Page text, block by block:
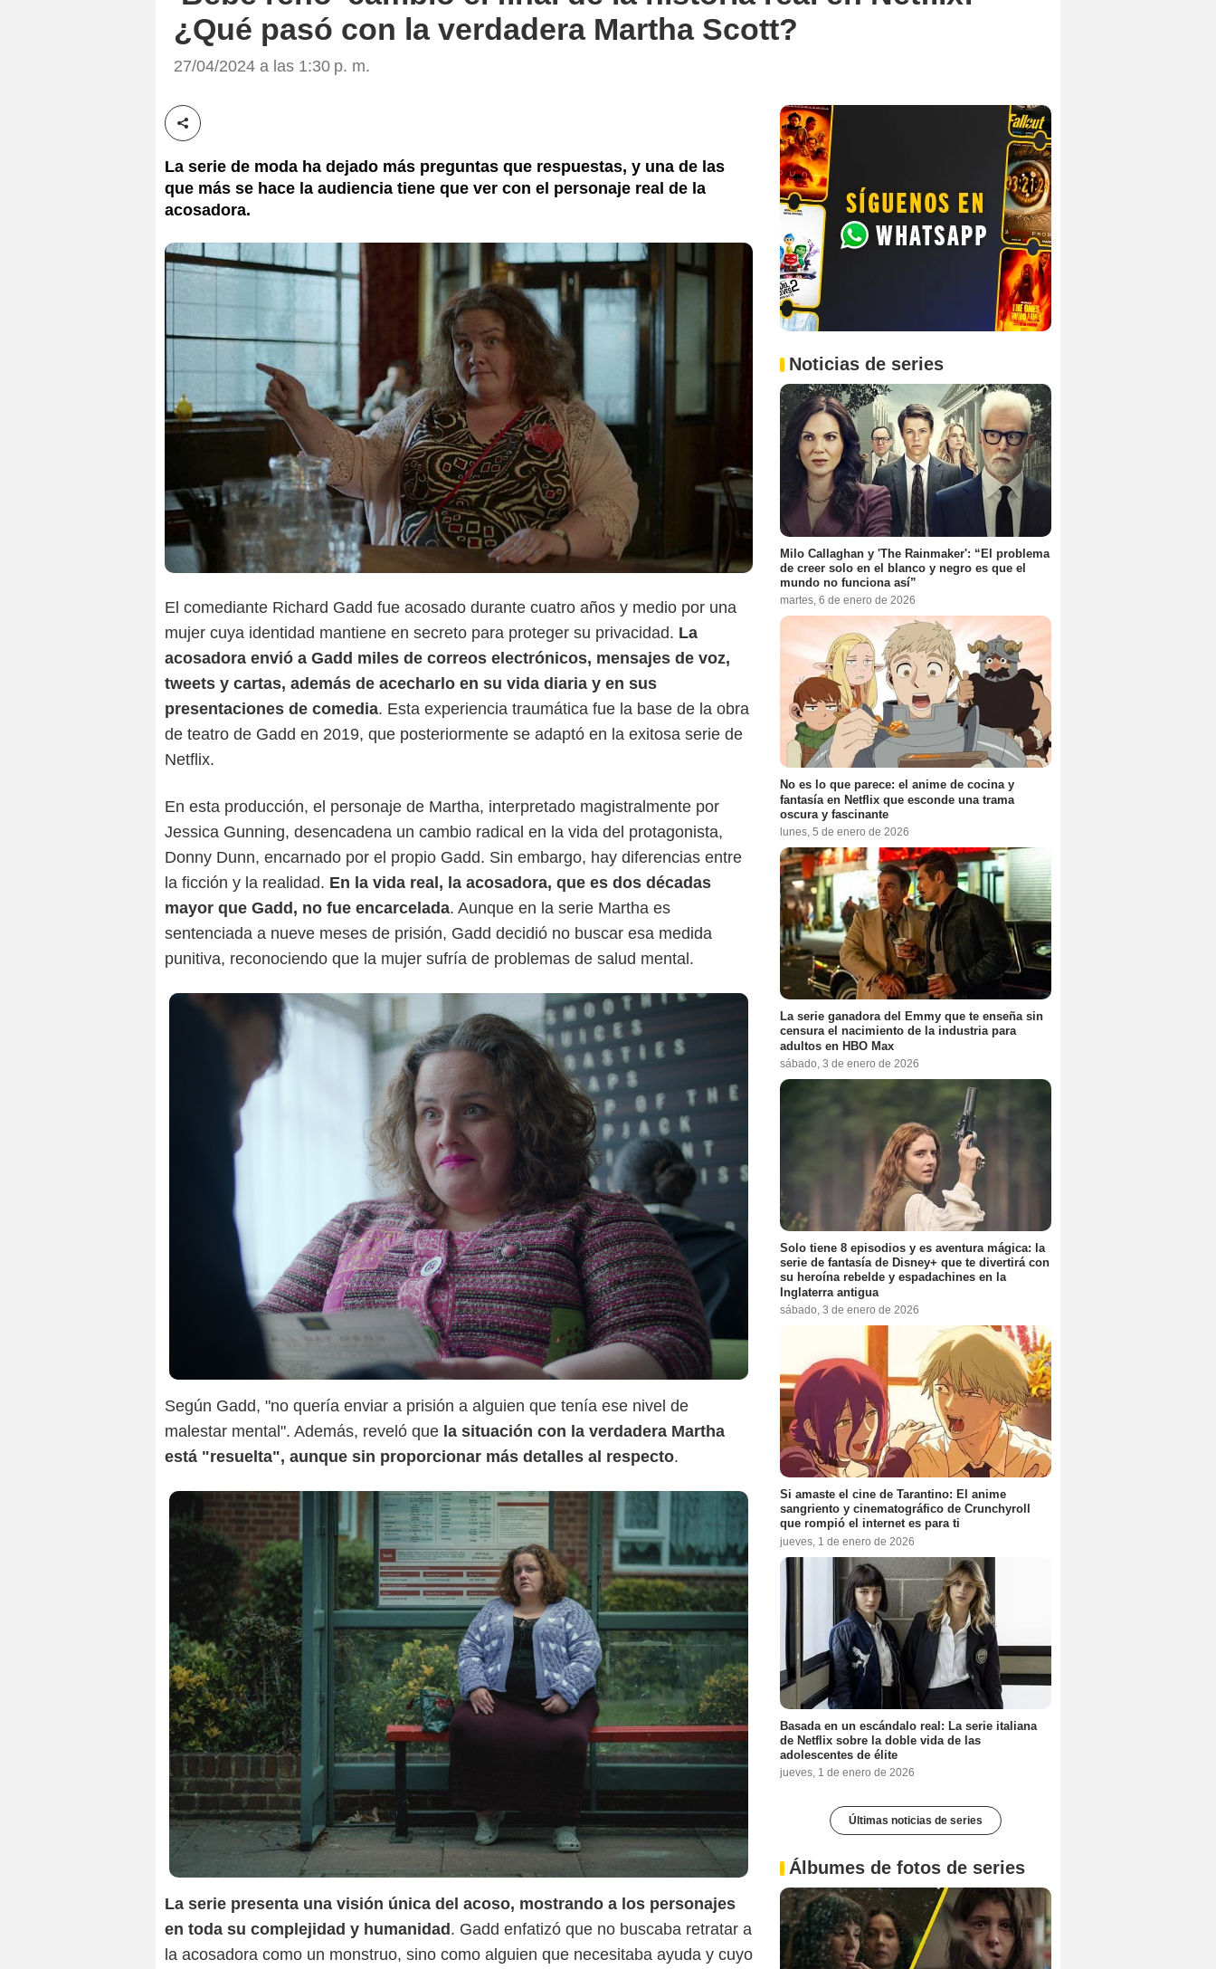
¿Qué pasó con la verdadera Martha Scott?
27/04/2024 a las 1:30 p. m.
Compartir esta noticia
La serie de moda ha dejado más preguntas que respuestas, y una de las
que más se hace la audiencia tiene que ver con el personaje real de la
acosadora.
El comediante Richard Gadd fue acosado durante cuatro años y medio por una
mujer cuya identidad mantiene en secreto para proteger su privacidad. La
acosadora envió a Gadd miles de correos electrónicos, mensajes de voz,
tweets y cartas, además de acecharlo en su vida diaria y en sus
presentaciones de comedia. Esta experiencia traumática fue la base de la obra
de teatro de Gadd en 2019, que posteriormente se adaptó en la exitosa serie de
Netflix.
En esta producción, el personaje de Martha, interpretado magistralmente por
Jessica Gunning, desencadena un cambio radical en la vida del protagonista,
Donny Dunn, encarnado por el propio Gadd. Sin embargo, hay diferencias entre
la ficción y la realidad. En la vida real, la acosadora, que es dos décadas
mayor que Gadd, no fue encarcelada. Aunque en la serie Martha es
sentenciada a nueve meses de prisión, Gadd decidió no buscar esa medida
punitiva, reconociendo que la mujer sufría de problemas de salud mental.
Netflix
Según Gadd, "no quería enviar a prisión a alguien que tenía ese nivel de
malestar mental". Además, reveló que la situación con la verdadera Martha
está "resuelta", aunque sin proporcionar más detalles al respecto.
Netflix
La serie presenta una visión única del acoso, mostrando a los personajes
en toda su complejidad y humanidad. Gadd enfatizó que no buscaba retratar a
la acosadora como un monstruo, sino como alguien que necesitaba ayuda y cuyo
Noticias de series
Milo Callaghan y 'The Rainmaker': “El problema
de creer solo en el blanco y negro es que el
mundo no funciona así”
martes, 6 de enero de 2026
No es lo que parece: el anime de cocina y
fantasía en Netflix que esconde una trama
oscura y fascinante
lunes, 5 de enero de 2026
La serie ganadora del Emmy que te enseña sin
censura el nacimiento de la industria para
adultos en HBO Max
sábado, 3 de enero de 2026
Solo tiene 8 episodios y es aventura mágica: la
serie de fantasía de Disney+ que te divertirá con
su heroína rebelde y espadachines en la
Inglaterra antigua
sábado, 3 de enero de 2026
Si amaste el cine de Tarantino: El anime
sangriento y cinematográfico de Crunchyroll
que rompió el internet es para ti
jueves, 1 de enero de 2026
Basada en un escándalo real: La serie italiana
de Netflix sobre la doble vida de las
adolescentes de élite
jueves, 1 de enero de 2026
Últimas noticias de series
Álbumes de fotos de series